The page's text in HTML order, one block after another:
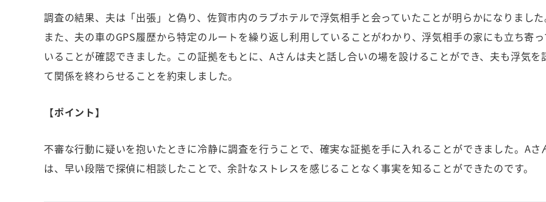
調査の結果、夫は「出張」と偽り、佐賀市内のラブホテルで浮気相手と会っていたことが明らかになりました
また、夫の車のGPS履歴から特定のルートを繰り返し利用していることがわかり、浮気相手の家にも立ち寄っ
いることが確認できました。この証拠をもとに、Aさんは夫と話し合いの場を設けることができ、夫も浮気を
て関係を終わらせることを約束しました。
【ポイント】
不審な行動に疑いを抱いたときに冷静に調査を行うことで、確実な証拠を手に入れることができました。Aさ
は、早い段階で探偵に相談したことで、余計なストレスを感じることなく事実を知ることができたのです。